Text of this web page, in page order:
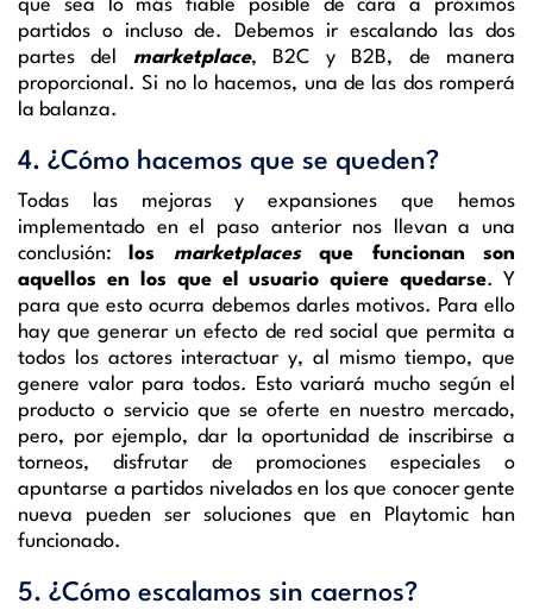
que sea lo más fiable posible de cara a próximos
partidos o incluso de. Debemos ir escalando las dos
partes del marketplace, B2C y B2B, de manera
proporcional. Si no lo hacemos, una de las dos romperá
la balanza.
4. ¿Cómo hacemos que se queden?
Todas las mejoras y expansiones que hemos
implementado en el paso anterior nos llevan a una
conclusión:
los marketplacesque funcionan son
aquellos en los que el usuario quiere quedarse. Y
para que esto ocurra debemos darles motivos. Para ello
hay que generar un efecto de red social que permita a
todos los actores interactuar y, al mismo tiempo, que
genere valor para todos. Esto variará mucho según el
producto o servicio que se oferte en nuestro mercado,
pero, por ejemplo, dar la oportunidad de inscribirse a
torneos, disfrutar de promociones especiales o
apuntarse a partidos nivelados en los que conocer gente
nueva pueden ser soluciones que en Playtomic han
funcionado.
5. ¿Cómo escalamos sin caernos?